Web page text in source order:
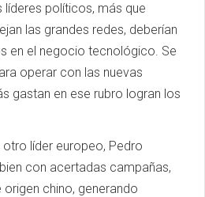
líderes políticos, más que
las grandes redes, deberían
en el negocio tecnológico. Se
operar con las nuevas
gastan en ese rubro logran los
líder europeo, Pedro
con acertadas campañas,
chino, generando